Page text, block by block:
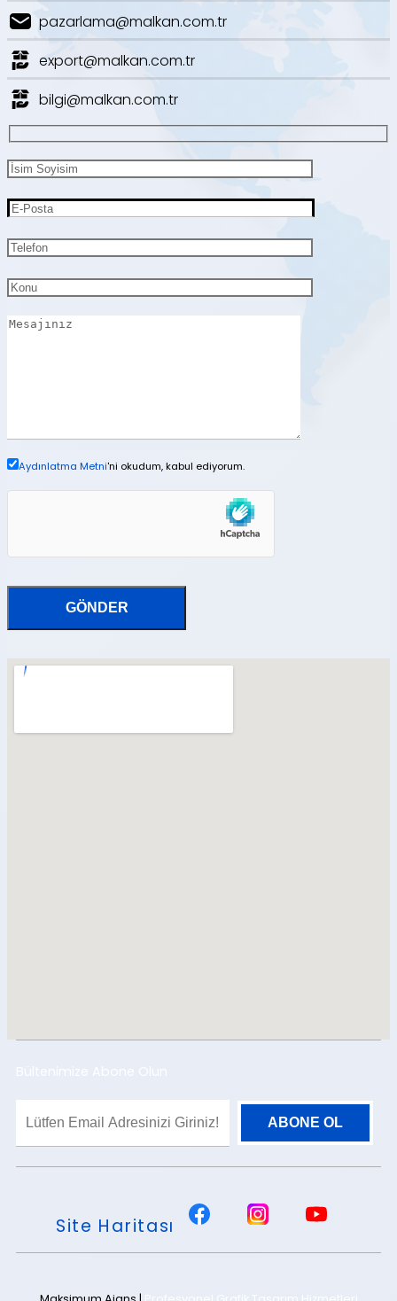
pazarlama@malkan.com.tr
export@malkan.com.tr
bilgi@malkan.com.tr
Aydınlatma Metni'ni okudum, kabul ediyorum.
Site Haritası